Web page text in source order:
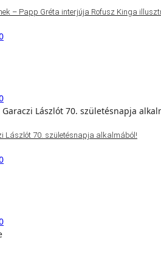
– Papp Gréta interjúja Rofusz Kinga
Lászlót 70. születésnapja alkalmából!